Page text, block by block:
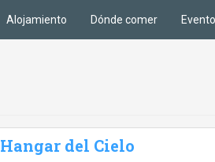
Alojamiento Dónde comer
Hangar del Cielo